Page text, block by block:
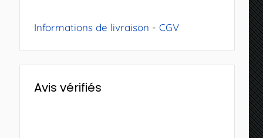
Informations de livraison - CGV
Avis vérifiés